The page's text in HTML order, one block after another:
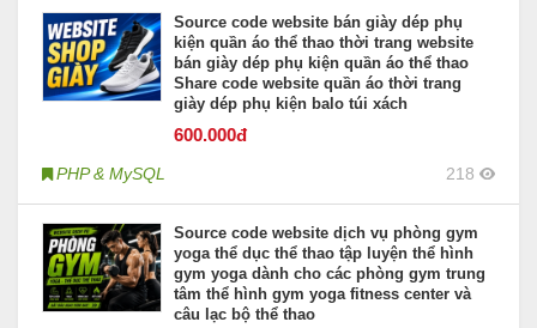
Source code website bán giày dép phụ
kiện quần áo thể thao thời trang website
bán giày dép phụ kiện quần áo thể thao
Share code website quần áo thời trang
giày dép phụ kiện balo túi xách
600.000đ
PHP & MySQL 218
Source code website dịch vụ phòng gym
yoga thể dục thể thao tập luyện thể hình
gym yoga dành cho các phòng gym trung
tâm thể hình gym yoga fitness center và
câu lạc bộ thể thao